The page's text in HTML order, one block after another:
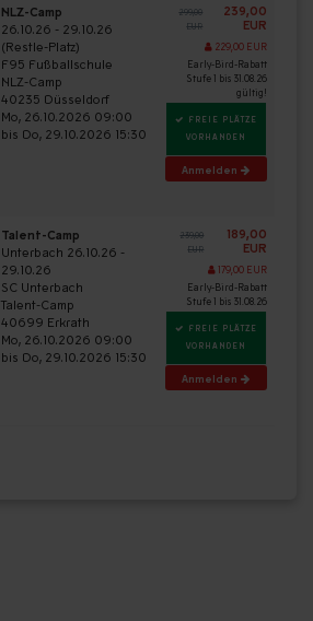
NLZ-Camp
26.10.26 - 29.10.26
(Restle-Platz)
F95 Fußballschule
NLZ-Camp
40235 Düsseldorf
Mo, 26.10.2026 09:00
bis Do, 29.10.2026 15:30
299,00
EUR
239,00
EUR
229,00 EUR
Early-Bird-Rabatt
Stufe 1 bis 31.08.26
gültig!
FREIE PLÄTZE
VORHANDEN
Anmelden
Talent-Camp
Unterbach 26.10.26 -
29.10.26
SC Unterbach
Talent-Camp
40699 Erkrath
Mo, 26.10.2026 09:00
bis Do, 29.10.2026 15:30
239,00
EUR
189,00
EUR
179,00 EUR
Early-Bird-Rabatt
Stufe 1 bis 31.08.26
FREIE PLÄTZE
VORHANDEN
Anmelden